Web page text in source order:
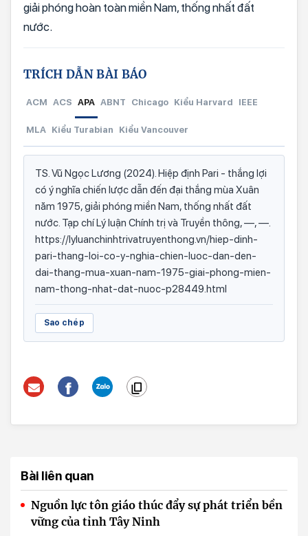
giải phóng hoàn toàn miền Nam, thống nhất đất
nước.
TRÍCH DẪN BÀI BÁO
ACM ACS APA ABNT Chicago Kiểu Harvard IEEE
MLA Kiểu Turabian Kiểu Vancouver
TS. Vũ Ngọc Lương (2024). Hiệp định Pari - thắng lợi
có ý nghĩa chiến lược dẫn đến đại thắng mùa Xuân
năm 1975, giải phóng miền Nam, thống nhất đất
nước. Tạp chí Lý luận Chính trị và Truyền thông, —, —.
https://lyluanchinhtrivatruyenthong.vn/hiep-dinh-
pari-thang-loi-co-y-nghia-chien-luoc-dan-den-
dai-thang-mua-xuan-nam-1975-giai-phong-mien-
nam-thong-nhat-dat-nuoc-p28449.html
Sao chép
Bài liên quan
Nguồn lực tôn giáo thúc đẩy sự phát triển bền
vững của tỉnh Tây Ninh